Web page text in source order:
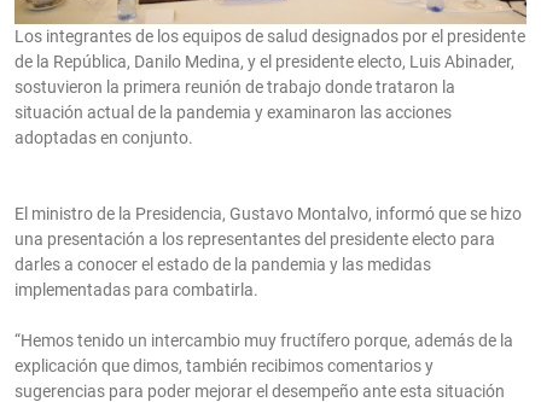
Los integrantes de los equipos de salud designados por el presidente
de la República, Danilo Medina, y el presidente electo, Luis Abinader,
sostuvieron la primera reunión de trabajo donde trataron la
situación actual de la pandemia y examinaron las acciones
adoptadas en conjunto.
El ministro de la Presidencia, Gustavo Montalvo, informó que se hizo
una presentación a los representantes del presidente electo para
darles a conocer el estado de la pandemia y las medidas
implementadas para combatirla.
“Hemos tenido un intercambio muy fructífero porque, además de la
explicación que dimos, también recibimos comentarios y
sugerencias para poder mejorar el desempeño ante esta situación